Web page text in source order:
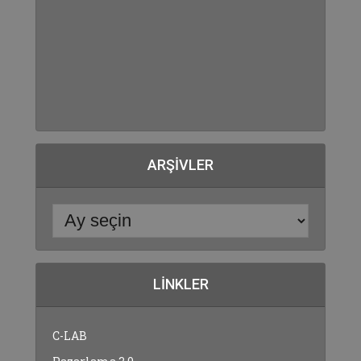
ARŞIVLER
LINKLER
C-LAB